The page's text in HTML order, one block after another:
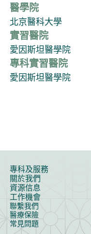
醫學院
北京醫科大學
實習醫院
愛因斯坦醫學院
專科實習醫院
愛因斯坦醫學院
專科及服務
關於我們
資源信息
工作機會
聯繫我們
醫療保險
常見問題